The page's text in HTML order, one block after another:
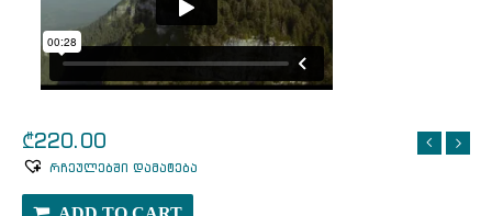
₾220.00
რჩეულებში დამატება